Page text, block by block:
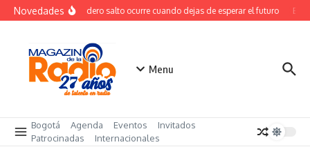
Saltar al contenido
NovedadesEl verdadero salto ocurre cuando dejas de esperar el futuro El
Menu
Bogotá Agenda Eventos
Invitados
Patrocinadas
Internacionales